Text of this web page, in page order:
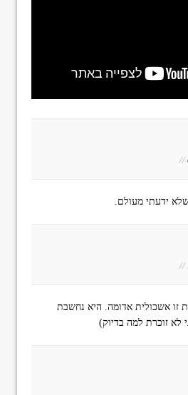
//
ידעתי מעולם.
//
זו אשכולית אדומה. היא נחשבת
זוכרת למה בדיוק)